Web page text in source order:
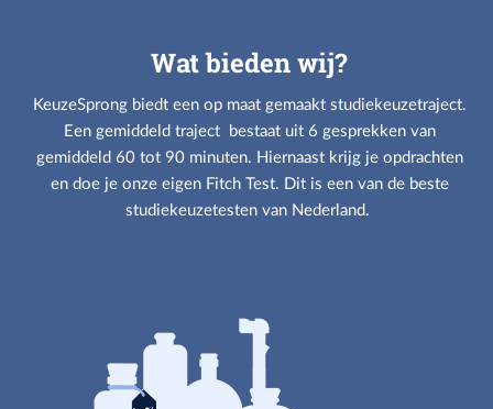
Wat bieden wij?
KeuzeSprong biedt een op maat gemaakt studiekeuzetraject.
Een gemiddeld traject bestaat uit 6 gesprekken van
gemiddeld 60 tot 90 minuten. Hiernaast krijg je opdrachten
en doe je onze eigen Fitch Test. Dit is een van de beste
studiekeuzetesten van Nederland.